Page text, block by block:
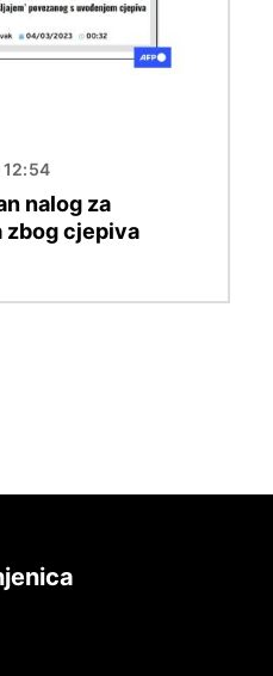
nalog za
zbog cjepiva